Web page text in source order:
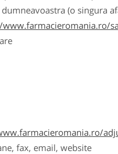
(o singura
fax, email, website